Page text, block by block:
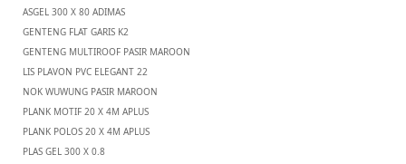
ASGEL 300 X 80 ADIMAS
GENTENG FLAT GARIS K2
GENTENG MULTIROOF PASIR MAROON
LIS PLAVON PVC ELEGANT 22
NOK WUWUNG PASIR MAROON
PLANK MOTIF 20 X 4M APLUS
PLANK POLOS 20 X 4M APLUS
PLAS GEL 300 X 0.8